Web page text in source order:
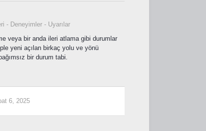
- Deneyimler - Uyarılar
veya bir anda ileri atlama gibi durumlar
yeni açılan birkaç yolu ve yönü
bir durum tabi.
6, 2025